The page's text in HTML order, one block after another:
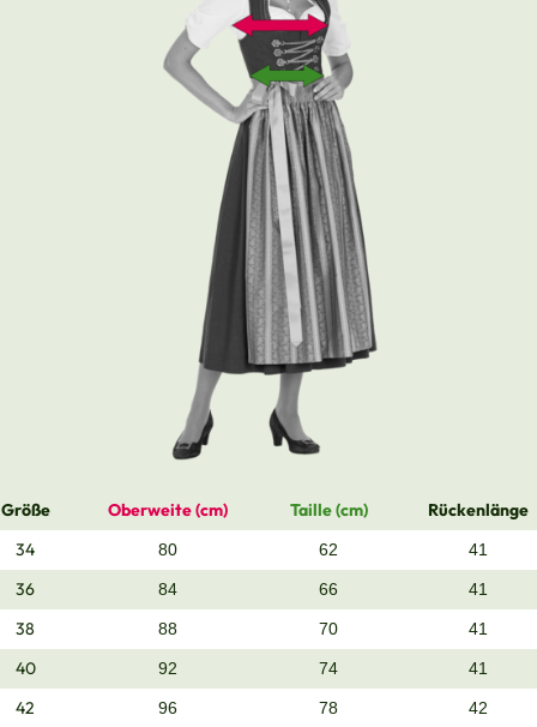
Größe Oberweite (cm) Taille (cm)
Rückenlänge
34
80 62 41
36 84 66 41
38 88 70 41
40 92 74 41
42 96 78 42